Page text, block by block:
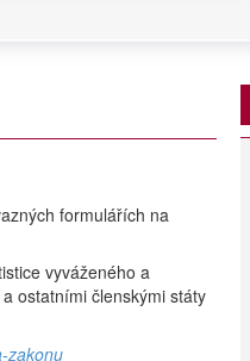
formulářích na
vyváženého a
ostatními členskými státy
zakonu